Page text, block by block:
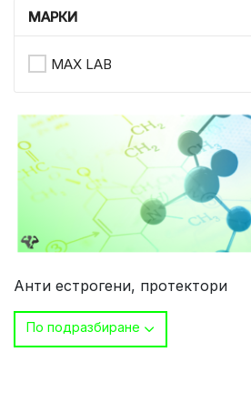
МАРКИ
MAX LAB
Анти естрогени, протектори
По подразбиране